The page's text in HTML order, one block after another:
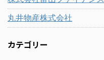
丸井物産株式会社
カテゴリー